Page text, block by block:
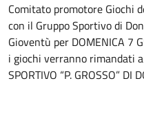
Comitato promotore Giochi
con il Gruppo Sportivo di
Gioventù per DOMENICA 7
i giochi verranno rimandati
SPORTIVO “P. GROSSO” DI